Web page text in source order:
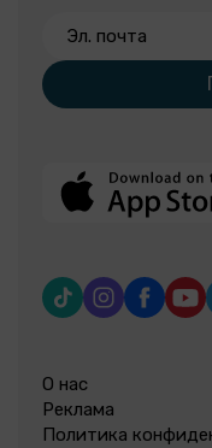
Эл. почта
О нас
Реклама
Политика